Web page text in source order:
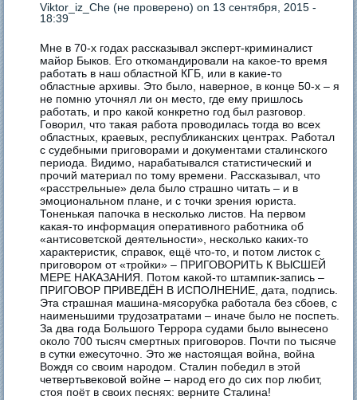
Viktor_iz_Che (не проверено) on 13 сентября, 2015 -
18:39
Мне в 70-х годах рассказывал эксперт-криминалист
майор Быков. Его откомандировали на какое-то время
работать в наш областной КГБ, или в какие-то
областные архивы. Это было, наверное, в конце 50-х – я
не помню уточнял ли он место, где ему пришлось
работать, и про какой конкретно год был разговор.
Говорил, что такая работа проводилась тогда во всех
областных, краевых, республиканских центрах. Работал
с судебными приговорами и документами сталинского
периода. Видимо, нарабатывался статистический и
прочий материал по тому времени. Рассказывал, что
«расстрельные» дела было страшно читать – и в
эмоциональном плане, и с точки зрения юриста.
Тоненькая папочка в несколько листов. На первом
какая-то информация оперативного работника об
«антисоветской деятельности», несколько каких-то
характеристик, справок, ещё что-то, и потом листок с
приговором от «тройки» – ПРИГОВОРИТЬ К ВЫСШЕЙ
МЕРЕ НАКАЗАНИЯ. Потом какой-то штампик-запись –
ПРИГОВОР ПРИВЕДЁН В ИСПОЛНЕНИЕ, дата, подпись.
Эта страшная машина-мясорубка работала без сбоев, с
наименьшими трудозатратами – иначе было не поспеть.
За два года Большого Террора судами было вынесено
около 700 тысяч смертных приговоров. Почти по тысяче
в сутки ежесуточно. Это же настоящая война, война
Вождя со своим народом. Сталин победил в этой
четвертьвековой войне – народ его до сих пор любит,
стоя поёт в своих песнях: верните Сталина!